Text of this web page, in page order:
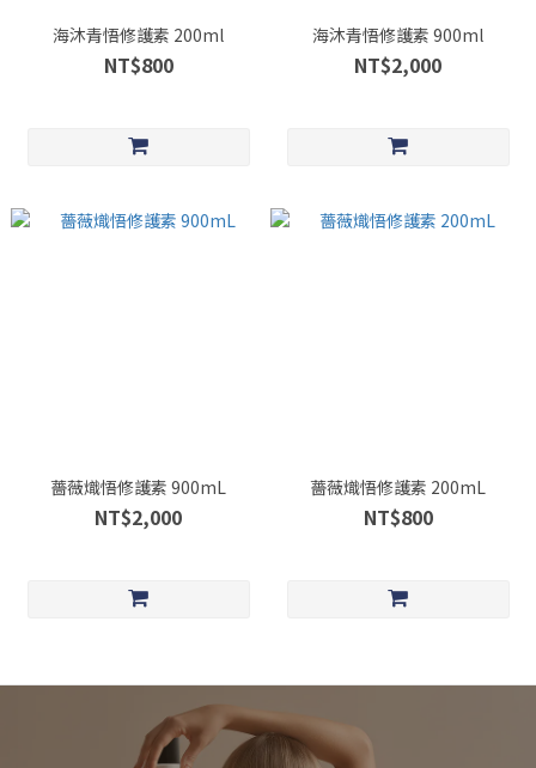
海沐青悟修護素 200ml
NT$800
海沐青悟修護素 900ml
NT$2,000
薔薇熾悟修護素 900mL
NT$2,000
薔薇熾悟修護素 200mL
NT$800